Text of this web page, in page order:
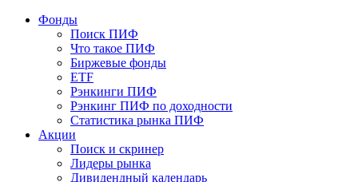
Фонды
Поиск ПИФ
Что такое ПИФ
Биржевые фонды
ETF
Рэнкинги ПИФ
Рэнкинг ПИФ по доходности
Статистика рынка ПИФ
Акции
Поиск и скринер
Лидеры рынка
Дивидендный календарь